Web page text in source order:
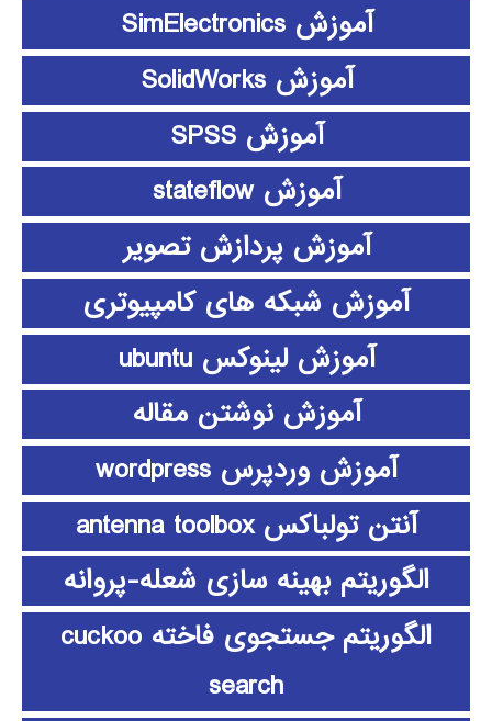
آموزش SimElectronics
آموزش SolidWorks
آموزش SPSS
آموزش stateflow
آموزش پردازش تصویر
آموزش شبکه های کامپیوتری
آموزش لینوکس ubuntu
آموزش نوشتن مقاله
آموزش وردپرس wordpress
آنتن تولباکس antenna toolbox
الگوریتم بهینه سازی شعله-پروانه
الگوریتم جستجوی فاخته cuckoo
search